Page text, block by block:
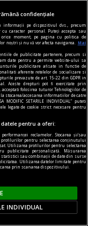
ținutele din
Rochiile
subțiri, iar
cu
tale
de sandale îți
zilnic – fie că
confidențiale
informații pe dispozitivul dvs., precum
caracter personal. Puteți accepta sau
moment, pe pagina cu politica de
noștri și nu vă vor afecta navigarea.
Mai
de publicitate partenere, precum si
date pentru a permite website-ului sa
publicitare afisate in functie de
aferente retelelor de socializare si
prevazute de art. 15-22 din GDPR in
Aceste drepturi pot fi exercitate prin
acceptati folosirea tuturor Tehnologiilor de
stocarea/accesarea informatiilor de catre
SETARILE INDIVIDUAL” puteti
legate de cookie strict necesare pentru
pentru a oferi:
reclamelor. Stocarea și/sau
pentru selectarea conținutului
Utilizarea profilurilor pentru selectarea
publicitate personalizată. Măsurarea
sau combinații de date din surse
Utilizarea datelor limitate pentru
prin scanarea dispozitivului.
INDIVIDUAL